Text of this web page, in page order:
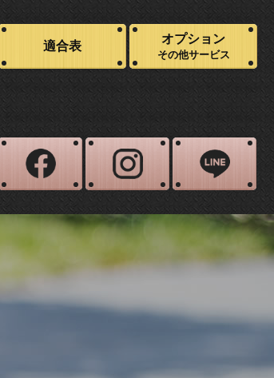
適合表
オプション
その他サービス